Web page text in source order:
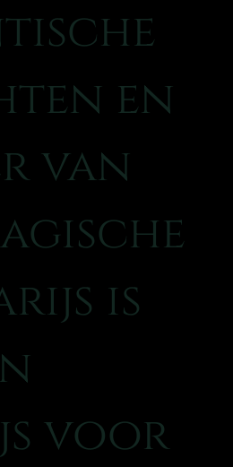
en
van
is
voor